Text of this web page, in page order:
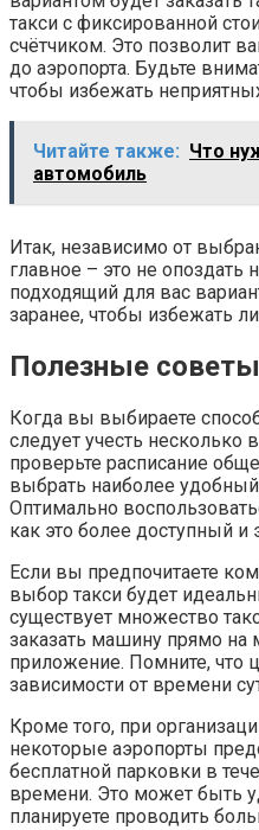
такси с фиксированной
счётчиком. Это позволит
до аэропорта. Будьте
чтобы избежать
Читайте также: Что
автомобиль
Итак, независимо от
главное – это не опоздать
подходящий для вас
заранее, чтобы избежать
Полезные
Когда вы выбираете
следует учесть
проверьте расписание
выбрать наиболее
Оптимально
как это более доступный
Если вы предпочитаете
выбор такси будет
существует множество
заказать машину прямо на
приложение. Помните, что
зависимости от времени
Кроме того, при
некоторые аэропорты
бесплатной парковки в
времени. Это может быть
планируете проводить